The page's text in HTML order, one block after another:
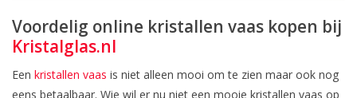
Voordelig online kristallen vaas kopen bij
Kristalglas.nl
Een kristallen vaas is niet alleen mooi om te zien maar ook nog
eens betaalbaar. Wie wil er nu niet een mooie kristallen vaas op